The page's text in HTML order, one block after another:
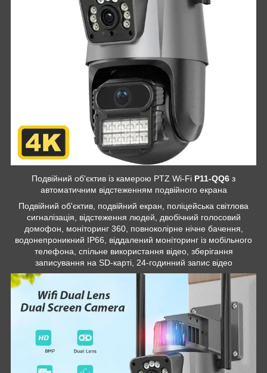
Подвійний об'єктив із камерою PTZ Wi-Fi P11-QQ6 з
автоматичним відстеженням подвійного екрана
Подвійний об'єктив, подвійний екран, поліцейська світлова
сигналізація, відстеження людей, двобічний голосовий
домофон, моніторинг 360, повноколірне нічне бачення,
водонепроникний IP66, віддалений моніторинг із мобільного
телефона, спільне використання відео, зберігання
записування на SD-карті, 24-годинний запис відео